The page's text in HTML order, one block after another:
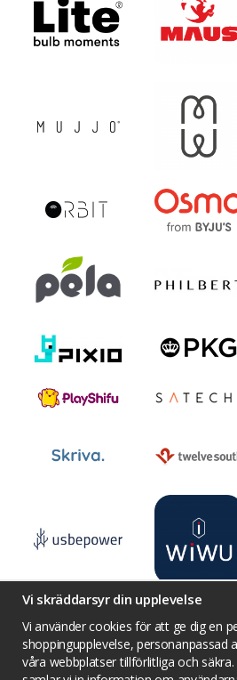
Villkor Kontakta oss
Vi skräddarsyr din upplevelse
Vi använder cookies för att ge dig en
shoppingupplevelse, personanpassad
våra webbplatser tillförlitliga och